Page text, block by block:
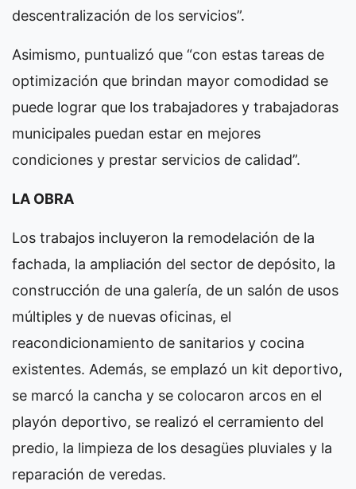
descentralización de los servicios”.
Asimismo, puntualizó que “con estas tareas de
optimización que brindan mayor comodidad se
puede lograr que los trabajadores y trabajadoras
municipales puedan estar en mejores
condiciones y prestar servicios de calidad”.
LA OBRA
Los trabajos incluyeron la remodelación de la
fachada, la ampliación del sector de depósito, la
construcción de una galería, de un salón de usos
múltiples y de nuevas oficinas, el
reacondicionamiento de sanitarios y cocina
existentes. Además, se emplazó un kit deportivo,
se marcó la cancha y se colocaron arcos en el
playón deportivo, se realizó el cerramiento del
predio, la limpieza de los desagües pluviales y la
reparación de veredas.